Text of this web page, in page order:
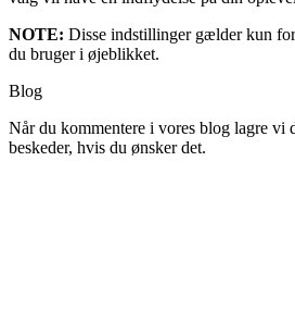
NOTE: Disse indstillinger gælder kun
du bruger i øjeblikket.
Blog
Når du kommentere i vores blog lagre vi
beskeder, hvis du ønsker det.